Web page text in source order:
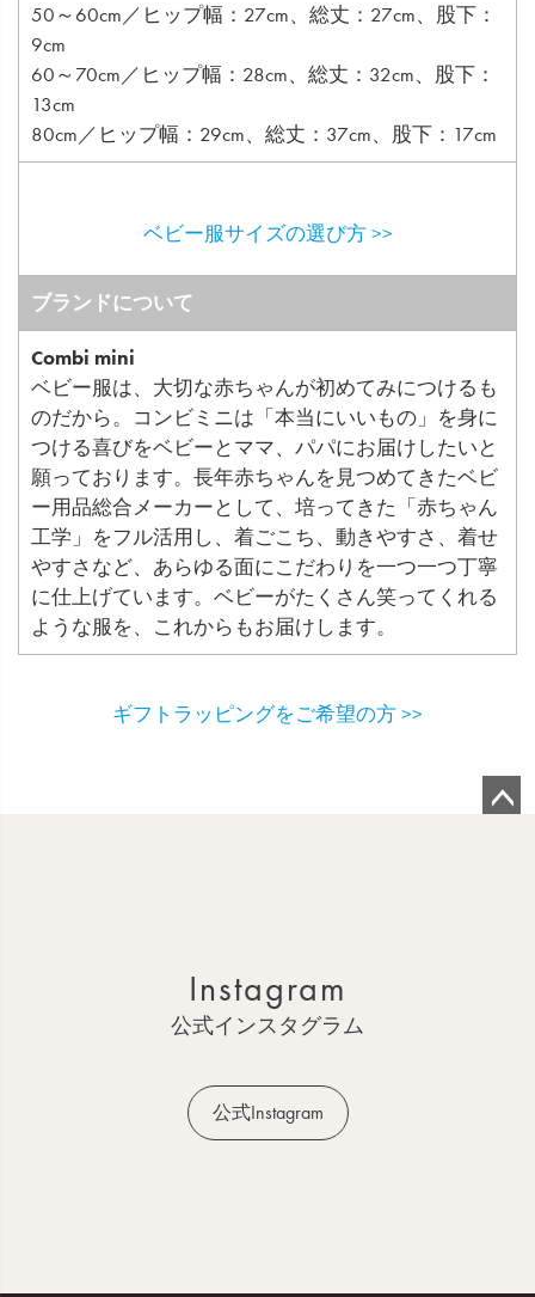
50～60cm／ヒップ幅：27cm、総丈：27cm、股下：
9cm
60～70cm／ヒップ幅：28cm、総丈：32cm、股下：
13cm
80cm／ヒップ幅：29cm、総丈：37cm、股下：17cm
ベビー服サイズの選び方 >>
ブランドについて
Combi mini
ベビー服は、大切な赤ちゃんが初めてみにつけるも
のだから。コンビミニは「本当にいいもの」を身に
つける喜びをベビーとママ、パパにお届けしたいと
願っております。長年赤ちゃんを見つめてきたベビ
ー用品総合メーカーとして、培ってきた「赤ちゃん
工学」をフル活用し、着ごこち、動きやすさ、着せ
やすさなど、あらゆる面にこだわりを一つ一つ丁寧
に仕上げています。ベビーがたくさん笑ってくれる
ような服を、これからもお届けします。
ギフトラッピングをご希望の方 >>
Instagram
公式インスタグラム
公式Instagram